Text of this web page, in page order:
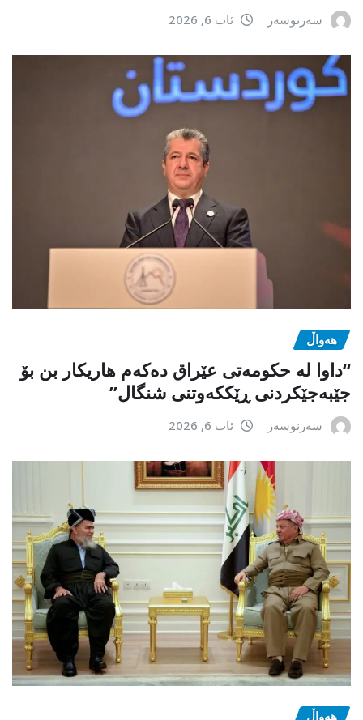
سەرنوسەر ئاب 6, 2026
هەواڵ
“داوا لە حكومەتی عێراق دەكەم هاریكار بن بۆ
جێبەجێكردنی ڕێككەوتنی شنگال”
سەرنوسەر ئاب 6, 2026
هەواڵ